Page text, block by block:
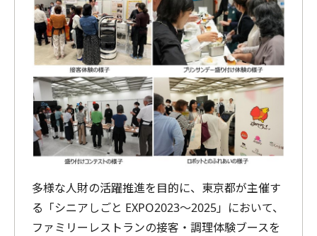
多様な人財の活躍推進を目的に、東京都が主催す
る「シニアしごと EXPO2023～2025」において、
ファミリーレストランの接客・調理体験ブースを